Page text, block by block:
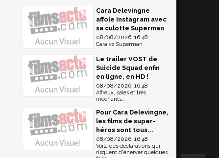
Cara Delevingne
affole Instagram avec
sa culotte Superman
08/08/2026, 16:48
Cara vs Superman
Le trailer VOST de
Suicide Squad enfin
en ligne, en HD !
08/08/2026, 16:48
Affreux, sales et très
méchants...
Pour Cara Delevingne,
les films de super-
héros sont tous...
08/08/2026, 16:48
Voilà des déclarations qui
risquent d'énerver quelques